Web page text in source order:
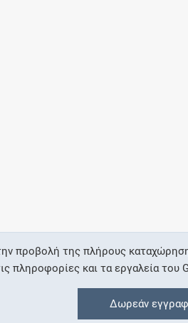
Συνδρομές
Μάθετε περισσότερα για τα οφέλη
επιπλέον παροχές των
προβολή της πλήρους
πληροφορίες και τα εργαλεία του
Δωρεάν